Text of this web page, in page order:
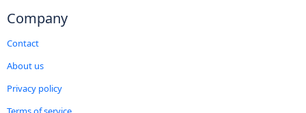
Company
Contact
About us
Privacy policy